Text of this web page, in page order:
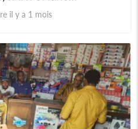
il y a 1 mois